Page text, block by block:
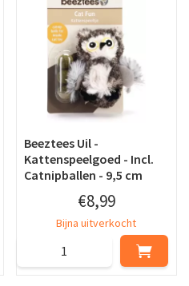
Beeztees Uil -
Kattenspeelgoed - Incl.
Catnipballen - 9,5 cm
€8,99
Bijna uitverkocht